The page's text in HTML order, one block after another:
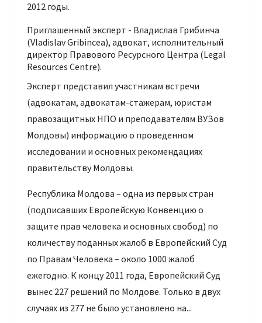
2012 годы.
Приглашенный эксперт - Владислав Грибинча
(Vladislav Gribincea), адвокат, исполнительный
директор Правового Ресурсного Центра (Legal
Resources Centre).
Эксперт представил участникам встречи
(адвокатам, адвокатам-стажерам, юристам
правозащитных НПО и преподавателям ВУЗов
Молдовы) информацию о проведенном
исследовании и основных рекомендациях
правительству Молдовы.
Республика Молдова – одна из первых стран
(подписавших Европейскую Конвенцию о
защите прав человека и основных свобод) по
количеству поданных жалоб в Европейский Суд
по Правам Человека – около 1000 жалоб
ежегодно. К концу 2011 года, Европейский Суд
вынес 227 решений по Молдове. Только в двух
случаях из 277 не было установлено на...